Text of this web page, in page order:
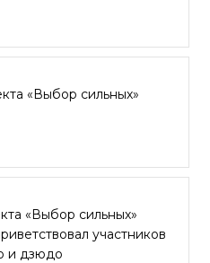
«Выбор сильных»
«Выбор сильных»
участников
и дзюдо